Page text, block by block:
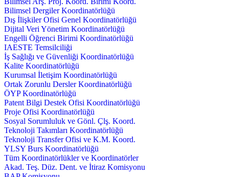
Bilimsel Dergiler Koordinatörlüğü
Dış İlişkiler Ofisi Genel Koordinatörlüğü
Dijital Veri Yönetim Koordinatörlüğü
Engelli Öğrenci Birimi Koordinatörlüğü
IAESTE Temsilciliği
İş Sağlığı ve Güvenliği Koordinatörlüğü
Kalite Koordinatörlüğü
Kurumsal İletişim Koordinatörlüğü
Ortak Zorunlu Dersler Koordinatörlüğü
ÖYP Koordinatörlüğü
Patent Bilgi Destek Ofisi Koordinatörlüğü
Proje Ofisi Koordinatörlüğü
Sosyal Sorumluluk ve Gönl. Çlş. Koord.
Teknoloji Takımları Koordinatörlüğü
Teknoloji Transfer Ofisi ve K.M. Koord.
YLSY Burs Koordinatörlüğü
Tüm Koordinatörlükler ve Koordinatörler
Akad. Teş. Düz. Dent. ve İtiraz Komisyonu